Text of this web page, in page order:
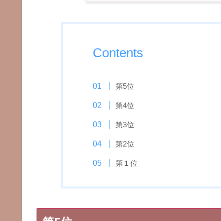
Contents
第5位
第4位
第3位
第2位
第１位